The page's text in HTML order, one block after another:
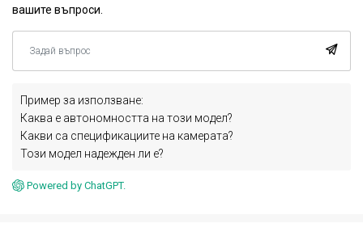
вашите въпроси.
Пример за използване:
Каква е автономността на този модел?
Какви са спецификациите на камерата?
Този модел надежден ли е?
Powered by ChatGPT.